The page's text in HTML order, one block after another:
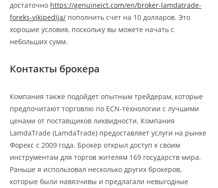
достаточно https://genuineict.com/en/broker-lamdatrade-
foreks-vikipedija/ пополнить счет на 10 долларов. Это
хорошие условия, поскольку вы можете начать с
небольших сумм.
Контакты брокера
Компания также подойдет опытным трейдерам, которые
предпочитают торговлю по ECN-технологии с лучшими
ценами от поставщиков ликвидности. Компания
LamdaTrade (LamdaTrade) предоставляет услуги на рынке
Форекс с 2009 года. Брокер открыл доступ к своим
инструментам для торгов жителям 169 государств мира.
Раньше я использовал несколько других брокеров,
которые были навязчивы и предлагали невыгодные